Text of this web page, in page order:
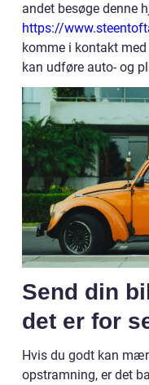
andet besøge denne
https://
komme i kontakt
kan udføre auto- og
Send din
det er for
Hvis du godt kan
opstramning, er det